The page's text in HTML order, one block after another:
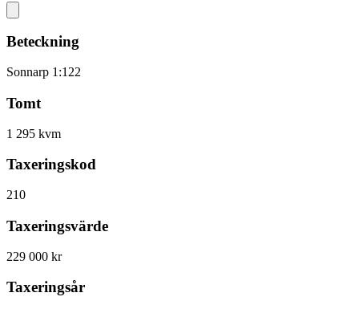
Beteckning
Sonnarp 1:122
Tomt
1 295 kvm
Taxeringskod
210
Taxeringsvärde
229 000 kr
Taxeringsår